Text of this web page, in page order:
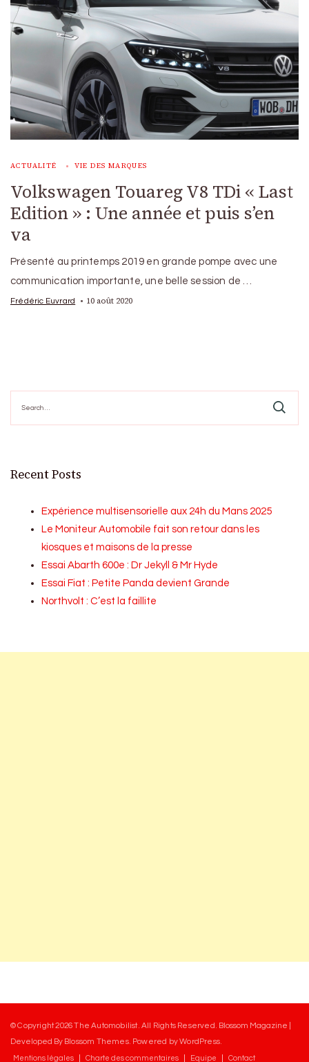
ACTUALITÉ VIE DES MARQUES
Volkswagen Touareg V8 TDi « Last
Edition » : Une année et puis s’en
va
Présenté au printemps 2019 en grande pompe avec une
communication importante, une belle session de …
Frédéric Euvrard 10 août 2020
for:
Recent Posts
Expérience multisensorielle aux 24h du Mans 2025
Le Moniteur Automobile fait son retour dans les
kiosques et maisons de la presse
Essai Abarth 600e : Dr Jekyll & Mr Hyde
Essai Fiat : Petite Panda devient Grande
Northvolt : C’est la faillite
© Copyright 2026The Automobilist. All Rights Reserved. Blossom Magazine |
Developed By Blossom Themes. Powered byWordPress
Mentions légales Charte des commentaires Equipe Contact